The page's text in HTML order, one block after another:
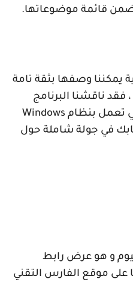
قائمة موضوعاتها.
يمكننا وصفها بثقة تامة
فقد ناقشنا البرنامج
تعمل بنظام Windows
في جولة شاملة حول
و هو عرض رابط
على موقع الفارس التقني